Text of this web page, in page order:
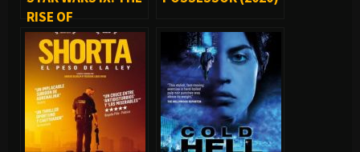
RISE OF
SKYWALKER (2019)